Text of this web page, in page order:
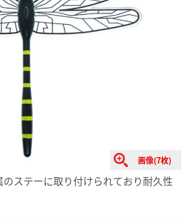
画像(7枚)
ステーに取り付けられており耐久性